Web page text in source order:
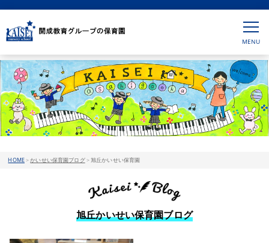
HOME>かいせい保育園ブログ>旭丘かいせい保育園
旭丘かいせい保育園ブログ